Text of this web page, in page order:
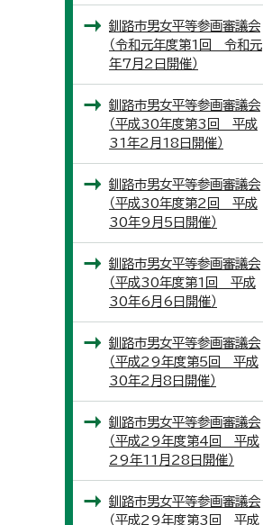
釧路市男女平等参画審議会
（令和元年度第1回 令和元
年7月2日開催）
釧路市男女平等参画審議会
（平成30年度第3回 平成
31年2月18日開催）
釧路市男女平等参画審議会
（平成30年度第2回 平成
30年9月5日開催）
釧路市男女平等参画審議会
（平成30年度第1回 平成
30年6月6日開催）
釧路市男女平等参画審議会
（平成29年度第5回 平成
30年2月8日開催）
釧路市男女平等参画審議会
（平成29年度第4回 平成
29年11月28日開催）
釧路市男女平等参画審議会
（平成29年度第3回 平成